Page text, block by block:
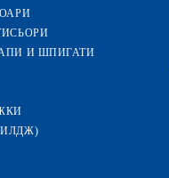
И ШПИГАТИ